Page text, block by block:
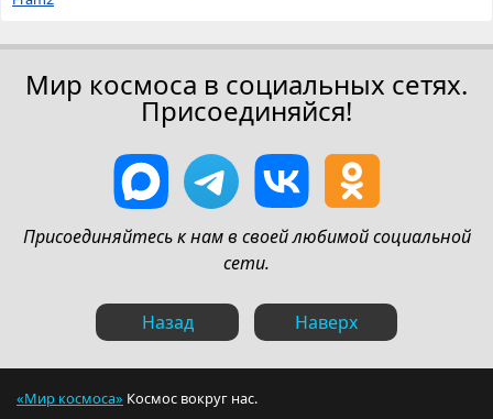
Мир космоса в социальных сетях.
Присоединяйся!
Присоединяйтесь к нам в своей любимой социальной
сети.
Назад Наверх
«Мир космоса» Космос вокруг нас.